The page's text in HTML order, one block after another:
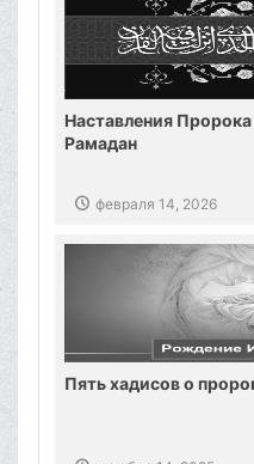
Наставления
Рамадан
февраля 14, 2026
Пять хадисов о